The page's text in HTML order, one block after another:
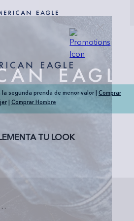
segunda prenda de menor valor | Comprar
| Comprar Hombre
TU LOOK